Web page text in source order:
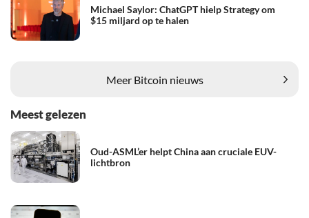
Michael Saylor: ChatGPT hielp Strategy om
$15 miljard op te halen
Meer Bitcoin nieuws
Meest gelezen
Oud-ASML’er helpt China aan cruciale EUV-
lichtbron